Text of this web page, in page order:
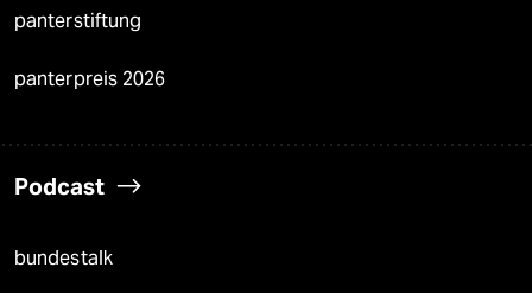
panterstiftung
panterpreis 2026
Podcast
bundestalk